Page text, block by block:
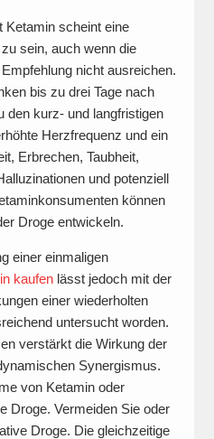
Ketamin scheint eine
sein, auch wenn die
nicht ausreichen.
bis zu drei Tage nach
den kurz- und langfristigen
Herzfrequenz und ein
Erbrechen, Taubheit,
und potenziell
können
Droge entwickeln.
einer einmaligen
kaufenlässt jedoch mit der
einer wiederholten
untersucht worden.
verstärkt die Wirkung der
Synergismus.
von Ketamin oder
Droge. Vermeiden Sie oder
Droge. Die gleichzeitige